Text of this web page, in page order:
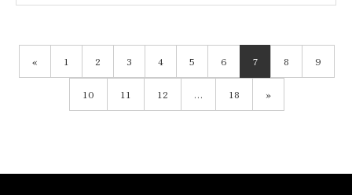
« 1 2 3 4 5 6 7 8 9
10 11 12 … 18 »